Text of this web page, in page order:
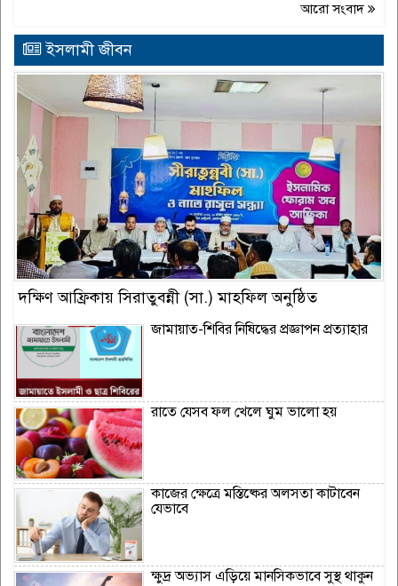
আরো সংবাদ
ইসলামী জীবন
দক্ষিণ আফ্রিকায় সিরাতুবন্নী (সা.) মাহফিল অনুষ্ঠিত
জামায়াত-শিবির নিষিদ্ধের প্রজ্ঞাপন প্রত্যাহার
রাতে যেসব ফল খেলে ঘুম ভালো হয়
কাজের ক্ষেত্রে মস্তিষ্কের অলসতা কাটাবেন
যেভাবে
ক্ষুদ্র অভ্যাস এড়িয়ে মানসিকভাবে সুস্থ থাকুন